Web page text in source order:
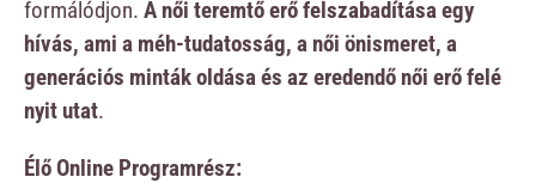
formálódjon. A női teremtő erő felszabadítása egy
hívás, ami a méh-tudatosság, a női önismeret, a
generációs minták oldása és az eredendő női erő felé
nyit utat.
Élő Online Programrész: